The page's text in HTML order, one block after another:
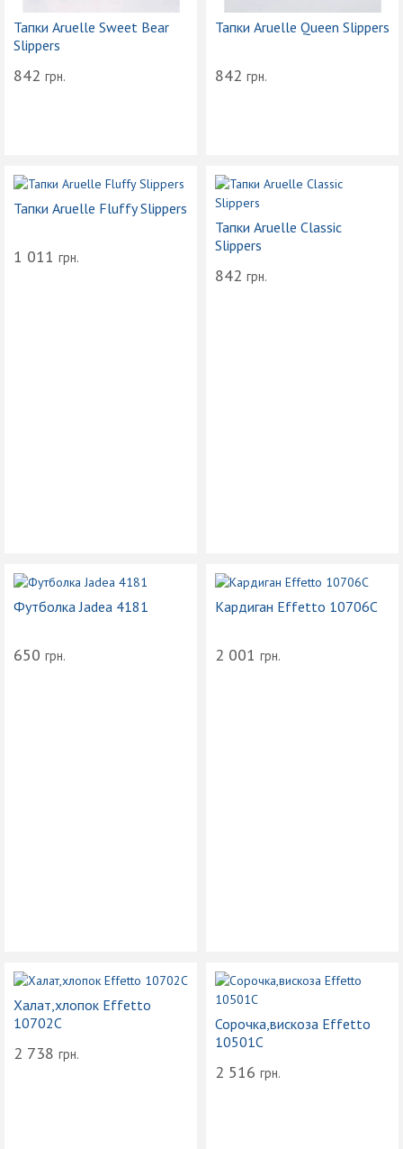
Тапки Aruelle Sweet Bear
Slippers
842 грн.
Тапки Aruelle Queen Slippers
842 грн.
Тапки Aruelle Fluffy Slippers
1 011 грн.
Тапки Aruelle Classic
Slippers
842 грн.
Футболка Jadea 4181
650 грн.
Кардиган Effetto 10706С
2 001 грн.
Халат,хлопок Effetto
10702С
2 738 грн.
Сорочка,вискоза Effetto
10501C
2 516 грн.